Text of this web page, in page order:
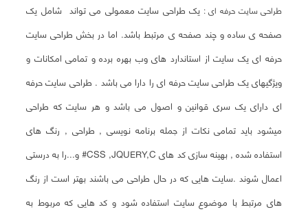
طراحی سایت حرفه ای : یک طراحی سایت معمولی می تواند شامل یک
صفحه ی ساده و چند صفحه ی مرتبط باشد. اما در بخش طراحی سایت
حرفه ای یک سایت از استاندارد های وب بهره برده و تمامی امکانات و
ویژگیهای یک طراحی سایت حرفه ای را دارا می باشد . طراحی سایت حرفه
ای دارای یک سری قوانین و اصول می باشد و هر سایت که طراحی
میشود باید تمامی نکات از جمله برنامه نویسی , طراحی , رنگ های
استفاده شده , بهینه سازی کد های CSS ,JQUERY,C# و...را به درستی
اعمال شوند .سایت هایی که در حال طراحی می باشند بهتر است از رنگ
های مرتبط با موضوع سایت استفاده شود و کد هایی که مربوط به